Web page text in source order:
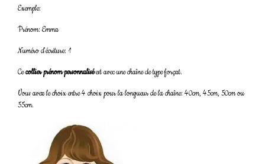
Exemple:
Prénom: Emma
Numéro d'écriture: 1
Cecollier prénom personnaliséest avec une chaîne de type forçat.
Vous avez le choix entre 4 choix pour la longueur de la chaîne: 40cm, 45cm, 50cm ou
55cm.